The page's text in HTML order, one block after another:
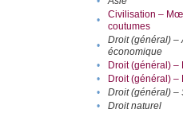
•
Civilisation –
coutumes
•
Droit (général) –
économique
• Droit (général) –
•
Droit (général) –
•
Droit (général) –
•
Droit naturel